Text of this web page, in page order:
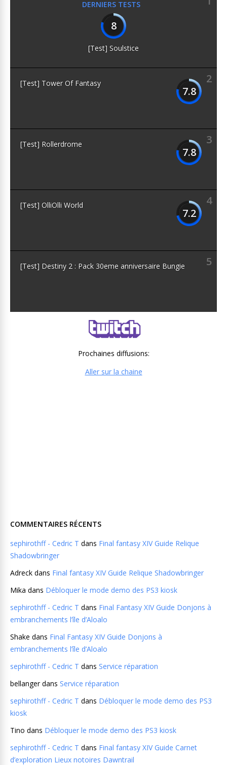
DERNIERS TESTS
8
[Test] Soulstice
2
7.8
[Test] Tower Of Fantasy
3
7.8
[Test] Rollerdrome
4
7.2
[Test] OlliOlli World
5
[Test] Destiny 2 : Pack 30eme anniversaire Bungie
Prochaines diffusions:
Aller sur la chaine
COMMENTAIRES RÉCENTS
sephirothff - Cedric T dans Final fantasy XIV Guide Relique
Shadowbringer
Adreck dans Final fantasy XIV Guide Relique Shadowbringer
Mika dans Débloquer le mode demo des PS3 kiosk
sephirothff - Cedric T dans Final Fantasy XIV Guide Donjons à
embranchements l’île d’Aloalo
Shake dans Final Fantasy XIV Guide Donjons à
embranchements l’île d’Aloalo
sephirothff - Cedric T dans Service réparation
bellangerdans Service réparation
sephirothff - Cedric T dans Débloquer le mode demo des PS3
kiosk
Tino dans Débloquer le mode demo des PS3 kiosk
sephirothff - Cedric T dans Final fantasy XIV Guide Carnet
d’exploration Lieux notoires Dawntrail